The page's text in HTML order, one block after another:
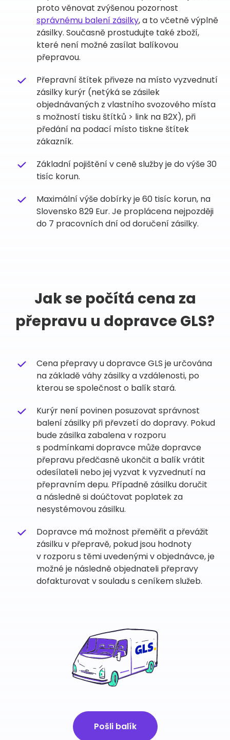
proto věnovat zvýšenou pozornost
správnému balení zásilky, a to včetně výplně
zásilky. Současně prostudujte také zboží,
které není možné zasílat balíkovou
přepravou.
Přepravní štítek přiveze na místo vyzvednutí
zásilky kurýr (netýká se zásilek
objednávaných z vlastního svozového místa
s možností tisku štítků > link na B2X), při
předání na podací místo tiskne štítek
zákazník.
Základní pojištění v ceně služby je do výše 30
tisíc korun.
Maximální výše dobírky je 60 tisíc korun, na
Slovensko 829 Eur. Je proplácena nejpozději
do 7 pracovních dní od doručení zásilky.
Jak se počítá cena za
přepravu u dopravce GLS?
Cena přepravy u dopravce GLS je určována
na základě váhy zásilky a vzdálenosti, po
kterou se společnost o balík stará.
Kurýr není povinen posuzovat správnost
balení zásilky při převzetí do dopravy. Pokud
bude zásilka zabalena v rozporu
s podmínkami dopravce může dopravce
přepravu předčasně ukončit a balík vrátit
odesílateli nebo jej vyzvat k vyzvednutí na
přepravním depu. Případně zásilku doručit
a následně si doúčtovat poplatek za
nesystémovou zásilku.
Dopravce má možnost přeměřit a převážit
zásilku v přepravě, pokud jsou hodnoty
v rozporu s těmi uvedenými v objednávce, je
možné je následně objednateli přepravy
dofakturovat v souladu s ceníkem služeb.
Pošli balík